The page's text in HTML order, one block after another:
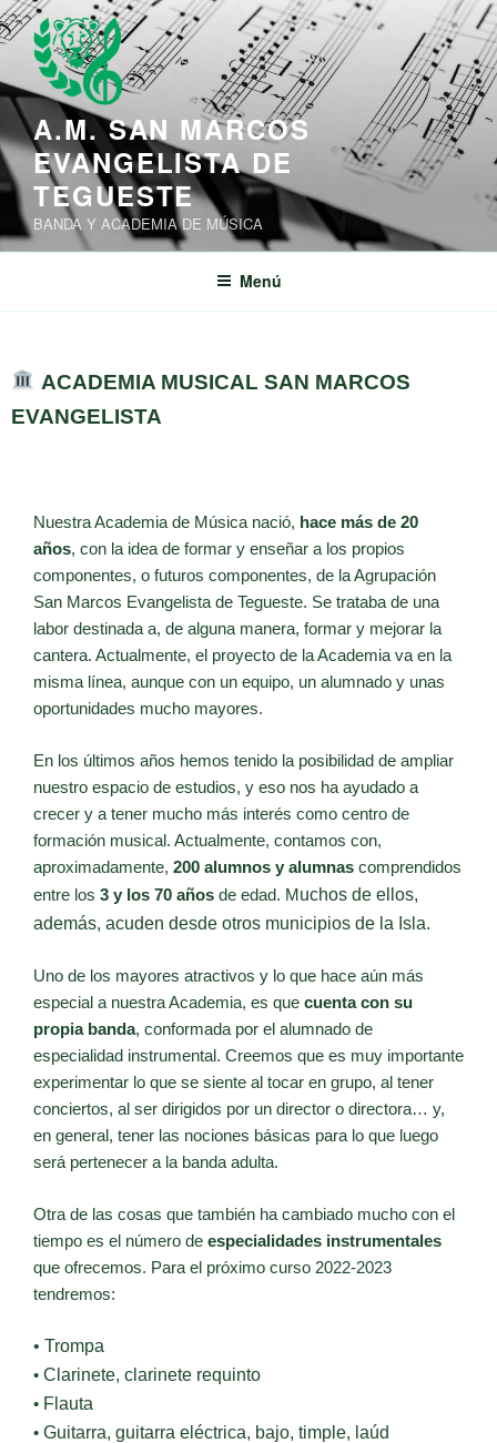
A.M. SAN MARCOS
EVANGELISTA DE
TEGUESTE
BANDA Y ACADEMIA DE MÚSICA
Menú
ACADEMIA MUSICAL SAN MARCOS
EVANGELISTA
Nuestra Academia de Música nació, hace más de 20
años, con la idea de formar y enseñar a los propios
componentes, o futuros componentes, de la Agrupación
San Marcos Evangelista de Tegueste. Se trataba de una
labor destinada a, de alguna manera, formar y mejorar la
cantera. Actualmente, el proyecto de la Academia va en la
misma línea, aunque con un equipo, un alumnado y unas
oportunidades mucho mayores.
En los últimos años hemos tenido la posibilidad de ampliar
nuestro espacio de estudios, y eso nos ha ayudado a
crecer y a tener mucho más interés como centro de
formación musical. Actualmente, contamos con,
aproximadamente, 200 alumnos y alumnas comprendidos
entre los 3 y los 70 años de edad. Muchos de ellos,
además, acuden desde otros municipios de la Isla.
Uno de los mayores atractivos y lo que hace aún más
especial a nuestra Academia, es que cuenta con su
propia banda, conformada por el alumnado de
especialidad instrumental. Creemos que es muy importante
experimentar lo que se siente al tocar en grupo, al tener
conciertos, al ser dirigidos por un director o directora… y,
en general, tener las nociones básicas para lo que luego
será pertenecer a la banda adulta.
Otra de las cosas que también ha cambiado mucho con el
tiempo es el número de especialidades instrumentales
que ofrecemos. Para el próximo curso 2022-2023
tendremos:
• Trompa
• Clarinete, clarinete requinto
• Flauta
• Guitarra, guitarra eléctrica, bajo, timple, laúd